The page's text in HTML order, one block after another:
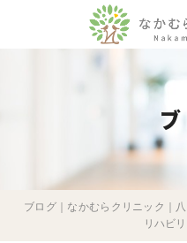
ブログ｜なかむらクリニック｜
リハビ